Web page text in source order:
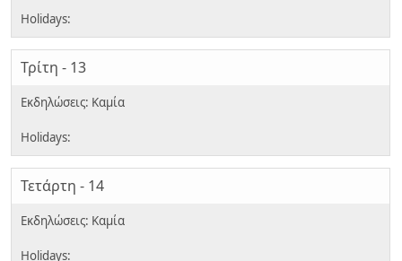
Τρίτη - 13
Τετάρτη - 14